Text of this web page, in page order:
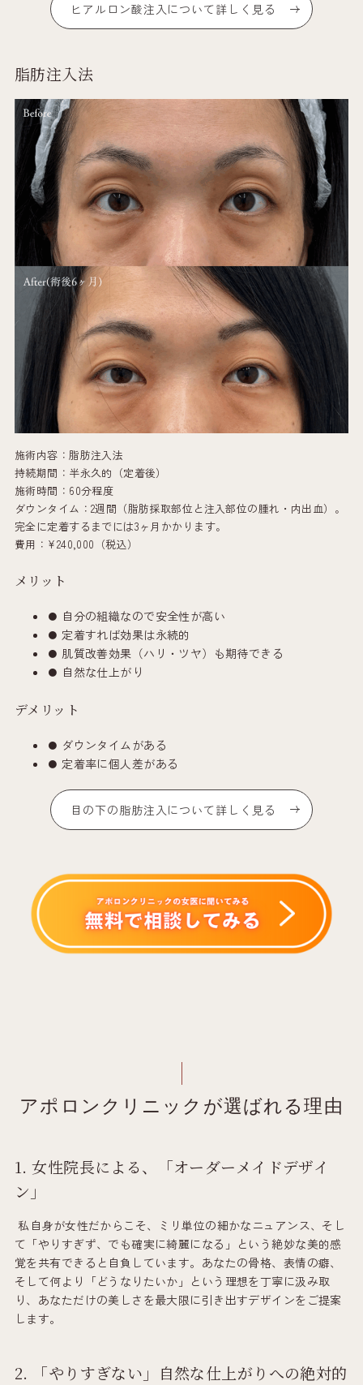
ヒアルロン酸注入について詳しく見る
脂肪注入法
施術内容：脂肪注入法
持続期間：半永久的（定着後）
施術時間：60分程度
ダウンタイム：2週間（脂肪採取部位と注入部位の腫れ・内出血）。
完全に定着するまでには3ヶ月かかります。
費用：¥240,000（税込）
メリット
自分の組織なので安全性が高い
定着すれば効果は永続的
肌質改善効果（ハリ・ツヤ）も期待できる
自然な仕上がり
デメリット
ダウンタイムがある
定着率に個人差がある
目の下の脂肪注入について詳しく見る
アポロンクリニックが選ばれる理由
1. 女性院長による、「オーダーメイドデザイ
ン」
私自身が女性だからこそ、ミリ単位の細かなニュアンス、そし
て「やりすぎず、でも確実に綺麗になる」という絶妙な美的感
覚を共有できると自負しています。あなたの骨格、表情の癖、
そして何より「どうなりたいか」という理想を丁寧に汲み取
り、あなただけの美しさを最大限に引き出すデザインをご提案
します。
2. 「やりすぎない」自然な仕上がりへの絶対的